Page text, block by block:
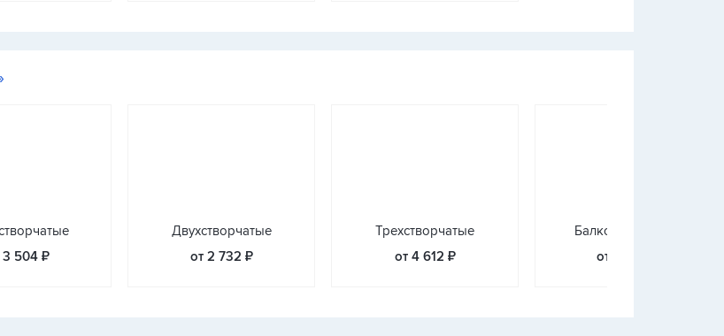
3 504 ₽
Двухстворчатые
от 2 732 ₽
Трехстворчатые
от 4 612 ₽
Балконные блоки
от 3 924 ₽